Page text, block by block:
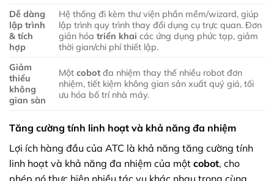
Dễ dàng
lập trình
& tích
hợp
Hệ thống đi kèm thư viện phần mềm/wizard, giúp
lập trình quy trình thay đổi dụng cụ trực quan. Đơn
giản hóatriển khai các ứng dụng phức tạp, giảm
thời gian/chi phí thiết lập.
Giảm
thiểu
không
gian sàn
Mộtcobotđa nhiệm thay thế nhiều robot đơn
nhiệm, tiết kiệm không gian sản xuất quý giá, tối
ưu hóa bố trí nhà máy.
Tăng cường tính linh hoạt và khả năng đa nhiệm
Lợi ích hàng đầu của ATC là khả năng tăng cường tính
linh hoạt và khả năng đa nhiệm của một cobot, cho
phép nó thực hiện nhiều tác vụ khác nhau trong cùng